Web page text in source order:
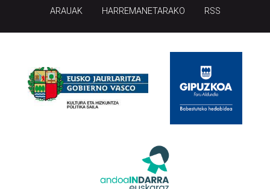
ARAUAK HARREMANETARAKO RSS